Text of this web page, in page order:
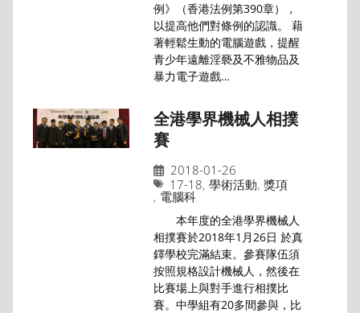
例》（香港法例第390章），
以提高他們對條例的認識。 藉
著輕鬆生動的電腦遊戲，提醒
青少年遠離淫褻及不雅物品及
暴力電子遊戲…
全港學界機械人相撲
賽
2018-01-26
17-18, 學術活動, 獎項
, 電腦科
本年度的全港學界機械人
相撲賽於2018年1月26日 於真
鐸學校完滿結束。參賽隊伍須
按照規格設計機械人，然後在
比賽場上與對手進行相撲比
賽。中學組有20多間參與，比